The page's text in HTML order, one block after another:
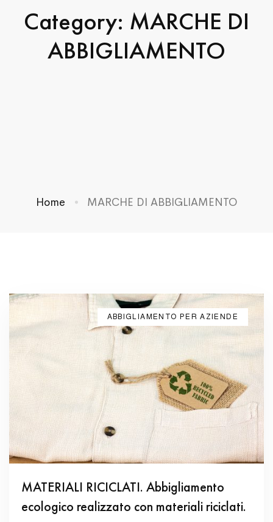
Category: MARCHE DI
ABBIGLIAMENTO
Home MARCHE DI ABBIGLIAMENTO
ABBIGLIAMENTO PER AZIENDE
MATERIALI RICICLATI. Abbigliamento
ecologico realizzato con materiali riciclati.